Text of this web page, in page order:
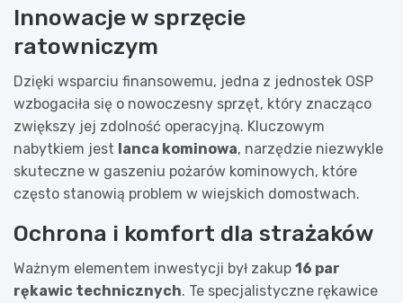
Innowacje w sprzęcie
ratowniczym
Dzięki wsparciu finansowemu, jedna z jednostek OSP
wzbogaciła się o nowoczesny sprzęt, który znacząco
zwiększy jej zdolność operacyjną. Kluczowym
nabytkiem jest lanca kominowa, narzędzie niezwykle
skuteczne w gaszeniu pożarów kominowych, które
często stanowią problem w wiejskich domostwach.
Ochrona i komfort dla strażaków
Ważnym elementem inwestycji był zakup 16 par
rękawic technicznych. Te specjalistyczne rękawice